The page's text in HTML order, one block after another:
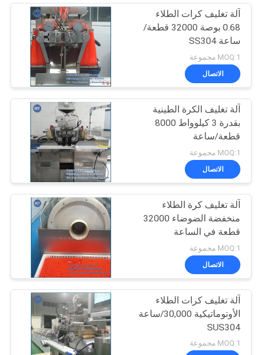
آلة تغليف كرات الطلاء
0.68 بوصة 32000 قطعة/
ساعة SS304
MOQ:1 مجموعة
الاتصال
آلة تغليف الكرة الطينية
بقدرة 3 كيلوواط 8000
قطعة/ساعة
MOQ:1 مجموعة
الاتصال
آلة تغليف كرة الطلاء
منخفضة الضوضاء 32000
قطعة في الساعة
MOQ:1 مجموعة
الاتصال
آلة تغليف كرات الطلاء
الأوتوماتيكية 30,000/ساعة
SUS304
MOQ:1 مجموعة